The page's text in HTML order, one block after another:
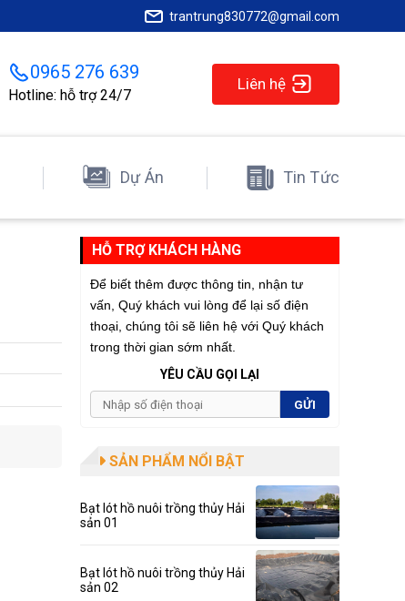
trantrung830772@gmail.com
0965 276 639
Hotline: hỗ trợ 24/7
Liên hệ
Dự Án Tin Tức
HỖ TRỢ KHÁCH HÀNG
Để biết thêm được thông tin, nhận tư
vấn, Quý khách vui lòng để lại số điện
thoại, chúng tôi sẽ liên hệ với Quý khách
trong thời gian sớm nhất.
YÊU CẦU GỌI LẠI
GỬI
SẢN PHẨM NỔI BẬT
Bạt lót hồ nuôi trồng thủy Hải
sản 01
Bạt lót hồ nuôi trồng thủy Hải
sản 02